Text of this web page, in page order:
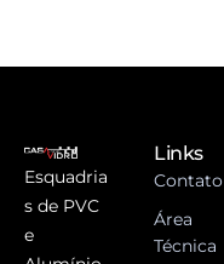
Esquadria
s de PVC
e
Links
Contato
Área
Técnica